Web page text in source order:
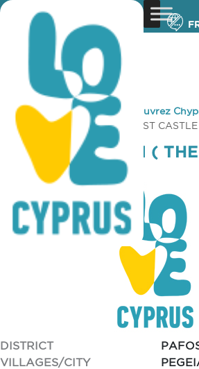
You are here: Home »Découvrez
VIKLARI TAVERN ( THE LAST
VIKLARI TAVERN (
CASTLE )
DISTRICT
VILLAGES/CITY